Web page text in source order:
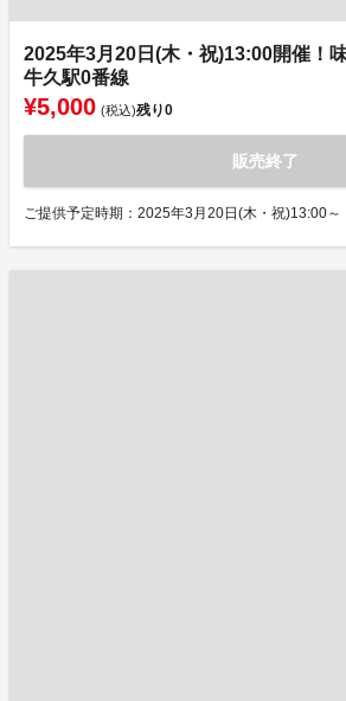
2025年3月20日(木・祝)13:00開催！
牛久駅0番線
¥5,000 (税込)残り0
販売終了
ご提供予定時期：2025年3月20日(木・祝)13:00～